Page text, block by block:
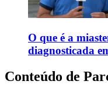
O que é a
diagnosticada
Conteúdo de